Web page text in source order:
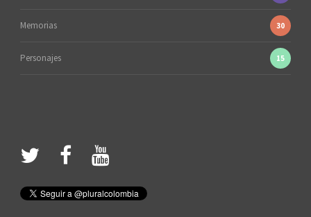
Memorias 30
Personajes 15